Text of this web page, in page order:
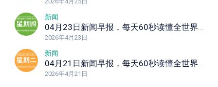
新闻
04月23日新闻早报，每天60秒读懂全世界！
2026年4月23日
新闻
04月21日新闻早报，每天60秒读懂全世界！
2026年4月21日